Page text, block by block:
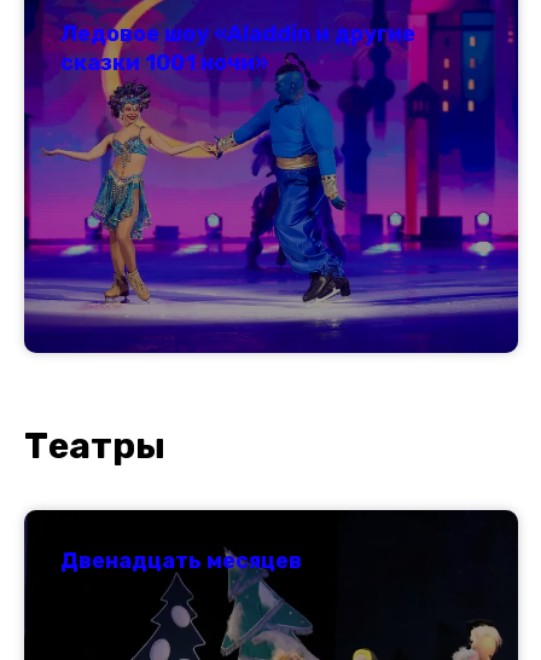
Ледовое шоу «Aladdin и другие
сказки 1001 ночи»
Театры
Двенадцать месяцев